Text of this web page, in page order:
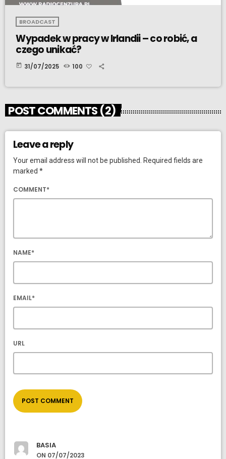
BROADCAST
Wypadek w pracy w Irlandii – co robić, a
czego unikać?
today 31/07/2025 100
POST COMMENTS (2)
Leave a reply
Your email address will not be published. Required fields are
marked *
COMMENT*
NAME*
EMAIL*
URL
BASIA
ON 07/07/2023